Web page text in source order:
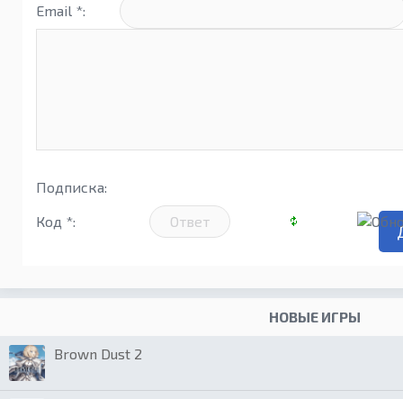
Email *:
Подписка:
Код *:
НОВЫЕ ИГРЫ
Brown Dust 2